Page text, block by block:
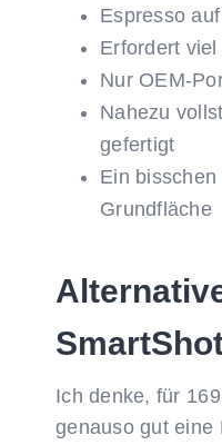
Espresso
Erfordert viel
Nur OEM-
Nahezu
gefertigt
Ein
Grundfläche
Ich denke, für
genauso gut eine